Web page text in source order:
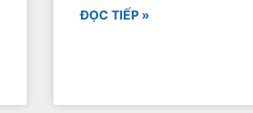
ĐỌC TIẾP »